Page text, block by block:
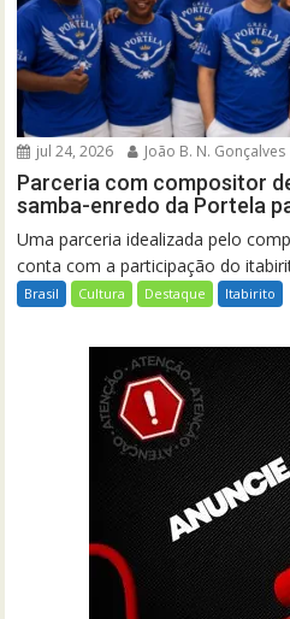
jul 24, 2026 João B. N. Gonçalves
Parceria com compositor
samba-enredo da Portela
Uma parceria idealizada pelo
conta com a participação do
Brasil Cultura Destaque Itabirito